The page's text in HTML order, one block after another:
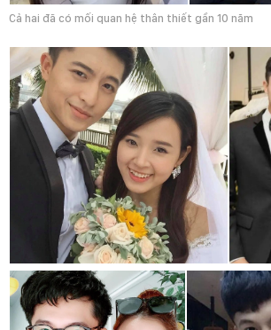
Cả hai đã có mối quan hệ thân thiết gần 10 năm